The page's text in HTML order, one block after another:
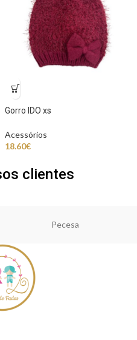
Gorro IDO xs
Acessórios
18.60€
clientes
Pecesa